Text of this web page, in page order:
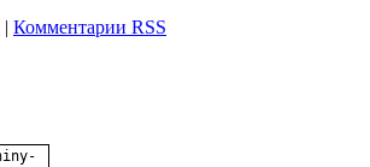
| Комментарии RSS